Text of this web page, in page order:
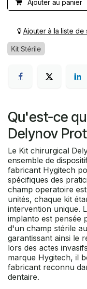
Ajouter au panier
Ajouter à la liste de
Kit Stérile
Qu'est-ce
Delynov
Le Kit chirurgical
ensemble de
fabricant Hygitech
spécifiques des
champ operatoire
unités, chaque kit
intervention unique.
implanto est pensée
d'un champ stérile
garantissant ainsi le
lors des actes
marque Hygitech, il
fabricant reconnu
dentaire.